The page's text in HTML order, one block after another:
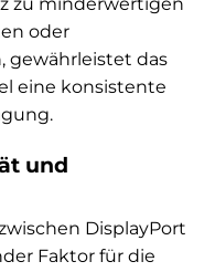
oder
gewährleistet das
eine konsistente
und
DisplayPort
Faktor für die